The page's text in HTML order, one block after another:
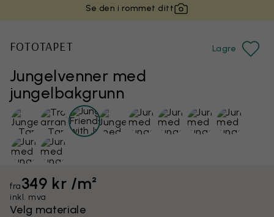
Se den i rommet ditt
Jungelvenner med
jungelbakgrunn
FOTOTAPET Lagre
fra349 kr /m²
inkl. mva
Velg materiale